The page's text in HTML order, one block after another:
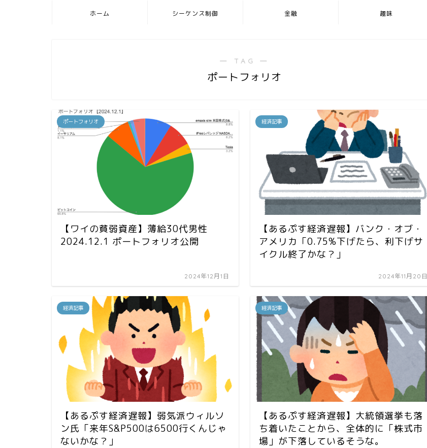
ホーム シーケンス制御 金融 趣味
― TAG ―
ポートフォリオ
ポートフォリオ
【ワイの貧弱資産】薄給30代男性
2024.12.1 ポートフォリオ公開
2024年12月1日
経済記事
【あるぷす経済遅報】バンク・オブ・
アメリカ「0.75%下げたら、利下げサ
イクル終了かな？」
2024年11月20日
経済記事
【あるぷす経済遅報】弱気派ウィルソ
ン氏「来年S&P500は6500行くんじゃ
ないかな？」
経済記事
【あるぷす経済遅報】大統領選挙も落
ち着いたことから、全体的に「株式市
場」が下落しているそうな。